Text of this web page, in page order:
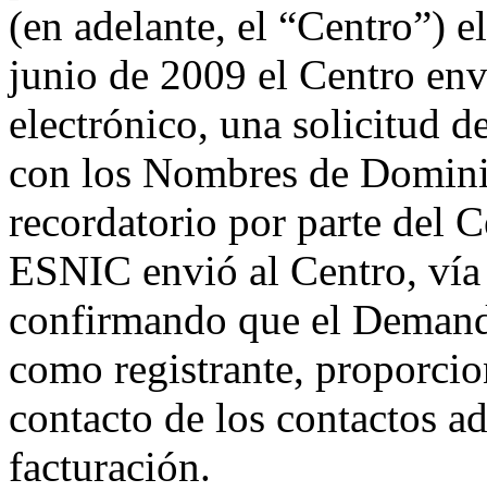
(en adelante, el “Centro”)
junio de 2009 el Centro
electrónico, una solicitud
con los Nombres de
recordatorio por parte del
ESNIC envió al Centro,
confirmando que el
como registrante,
contacto de los contactos
facturación.